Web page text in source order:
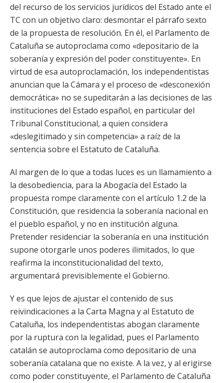
del recurso de los servicios jurídicos del Estado ante el
TC con un objetivo claro: desmontar el párrafo sexto
de la propuesta de resolución. En él, el Parlamento de
Cataluña se autoproclama como «depositario de la
soberanía y expresión del poder constituyente». En
virtud de esa autoproclamación, los independentistas
anuncian que la Cámara y el proceso de «desconexión
democrática» no se supeditarán a las decisiones de las
instituciones del Estado español, en particular del
Tribunal Constitucional, a quien considera
«deslegitimado y sin competencia» a raíz de la
sentencia sobre el Estatuto de Cataluña.
Al margen de lo que a todas luces es un llamamiento a
la desobediencia, para la Abogacía del Estado la
propuesta rompe claramente con el artículo 1.2 de la
Constitución, que residencia la soberanía nacional en
el pueblo español, y no en institución alguna.
Pretender residenciar la soberanía en una institución
supone otorgarle unos poderes ilimitados, lo que
reafirma la inconstitucionalidad del texto,
argumentará previsiblemente el Gobierno.
Y es que lejos de ajustar el contenido de sus
reivindicaciones a la Carta Magna y al Estatuto de
Cataluña, los independentistas abogan claramente
por la ruptura con la legalidad, pues el Parlamento
catalán se autoproclama como depositario de una
soberanía catalana que no existe. A la vez, y al erigirse
como poder constituyente, el Parlamento de Cataluña